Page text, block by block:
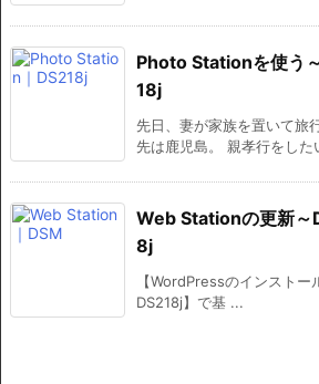
Photo Stationを使う
18j
先日、妻が家族を置いて旅
先は鹿児島。 親孝行をした
Web Stationの更新～
8j
【WordPressのインスト
DS218j】で基 ...